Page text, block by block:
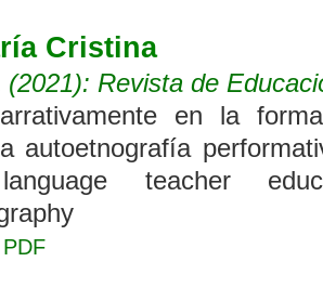
Cristina
(2021): Revista de
en la
autoetnografía
teacher
PDF